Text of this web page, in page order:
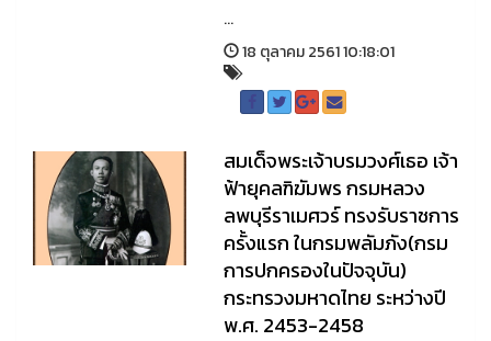
...
18 ตุลาคม 2561 10:18:01
สมเด็จพระเจ้าบรมวงศ์เธอ เจ้า
ฟ้ายุคลฑิฆัมพร กรมหลวง
ลพบุรีราเมศวร์ ทรงรับราชการ
ครั้งแรก ในกรมพลัมภัง(กรม
การปกครองในปัจจุบัน)
กระทรวงมหาดไทย ระหว่างปี
พ.ศ. 2453-2458